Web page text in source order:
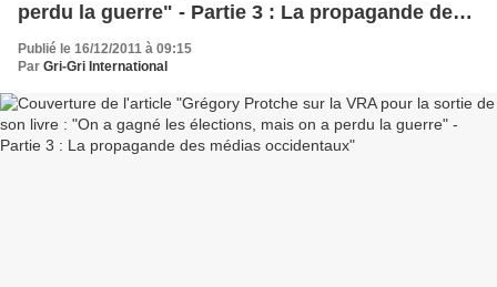
perdu la guerre" - Partie 3 : La propagande des
médias occidentaux
Publié le 16/12/2011 à 09:15
Par Gri-Gri International